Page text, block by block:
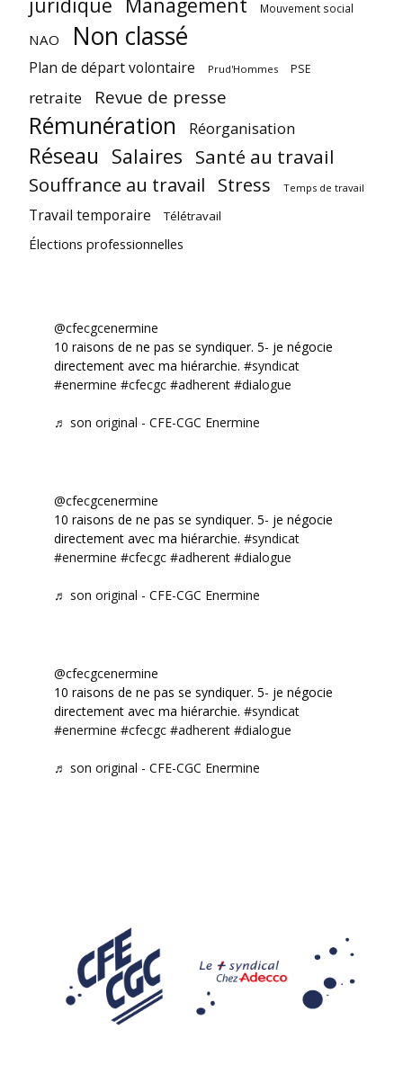
juridique Management Mouvement social
NAO Non classé
Plan de départ volontaire Prud'Hommes PSE
retraite Revue de presse
Rémunération Réorganisation
Réseau Salaires Santé au travail
Souffrance au travail Stress Temps de travail
Travail temporaire Télétravail
Élections professionnelles
@cfecgcenermine
10 raisons de ne pas se syndiquer. 5- je négocie
directement avec ma hiérarchie. #syndicat
#enermine #cfecgc #adherent #dialogue
♬ son original - CFE-CGC Enermine
@cfecgcenermine
10 raisons de ne pas se syndiquer. 5- je négocie
directement avec ma hiérarchie. #syndicat
#enermine #cfecgc #adherent #dialogue
♬ son original - CFE-CGC Enermine
@cfecgcenermine
10 raisons de ne pas se syndiquer. 5- je négocie
directement avec ma hiérarchie. #syndicat
#enermine #cfecgc #adherent #dialogue
♬ son original - CFE-CGC Enermine